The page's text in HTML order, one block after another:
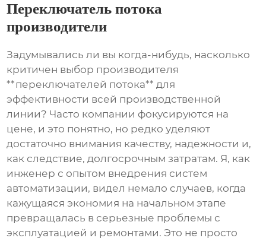
Переключатель потока
производители
Задумывались ли вы когда-нибудь, насколько
критичен выбор производителя
**переключателей потока** для
эффективности всей производственной
линии? Часто компании фокусируются на
цене, и это понятно, но редко уделяют
достаточно внимания качеству, надежности и,
как следствие, долгосрочным затратам. Я, как
инженер с опытом внедрения систем
автоматизации, видел немало случаев, когда
кажущаяся экономия на начальном этапе
превращалась в серьезные проблемы с
эксплуатацией и ремонтами. Это не просто